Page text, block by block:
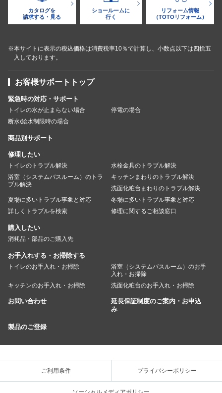
カタログを
請求する・見る
ショールームに
行く
リフォーム情報
（TOTOリフォーム）
※本サイトに表示の税込価格は消費税率10％で計算し、小数点以下は四捨五
入しております。
お客様サポートトップ
緊急時の対応・サポート
トイレの水が止まらない場合
停電の場合
断水/給水制限時の場合
商品別サポート
修理したい
トイレのトラブル解決
水栓金具のトラブル解決
浴室（システムバスルーム）のトラ
ブル解決
キッチンまわりのトラブル解決
洗面化粧台まわりのトラブル解決
夏場に多いトラブル事象と対応
冬場に多いトラブル事象と対応
詳しくトラブルを検索
修理に関するご相談窓口
購入したい
消耗品・部品のご購入先
お手入れする・お掃除する
トイレのお手入れ・お掃除
浴室（システムバスルーム）のお手
入れ・お掃除
キッチンのお手入れ・お掃除
洗面化粧台のお手入れ・お掃除
お問い合わせ
延長保証制度のご案内・お申込
み
製品のご登録
ご利用条件 プライバシーポリシー